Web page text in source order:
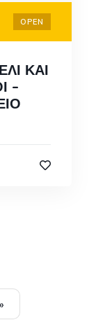
OPEN
ΚΑΙ
–